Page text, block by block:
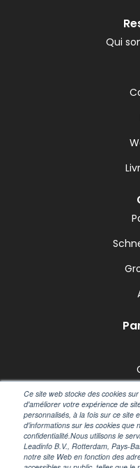
Ce site web stocke des cookies
d'améliorer votre expérience de
personnalisés, à la fois sur ce site
d'informations sur les cookies que
confidentialité.Nous utilisons le
Leadinfo B.V., Rotterdam, Pays-
notre site Web en fonction des
Qui